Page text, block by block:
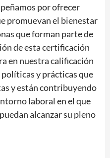
por ofrecer
promuevan el bienestar
que forman parte de
de esta certificación
en nuestra calificación
y prácticas que
y están contribuyendo
laboral en el que
alcanzar su pleno